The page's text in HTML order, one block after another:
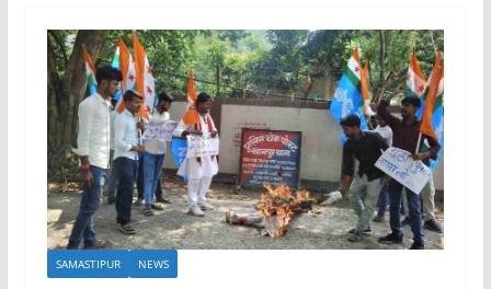
SAMASTIPUR NEWS